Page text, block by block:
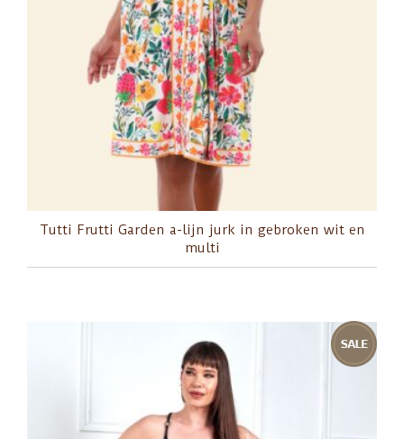
Tutti Frutti Garden a-lijn jurk in gebroken wit en
multi